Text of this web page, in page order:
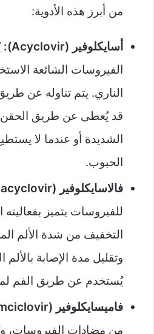
من أبرز هذه الأدوية:
أسايكلوفير (Acyclovir):
الفيروسات الشائعة
قد يُعطى عن طريق الحقن
الشديدة أو عندما لا
الحبوب.
فالاسايكلوفير (Valacyclovir):
للفيروسات يتميز بفعاليته
التخفيف من شدة الألم
وتقليل مدة الإصابة
يُستخدم عن طريق الفم لمدة 7
فاميسايكلوفير (Famciclovir):
من مضادات الفيروسات،